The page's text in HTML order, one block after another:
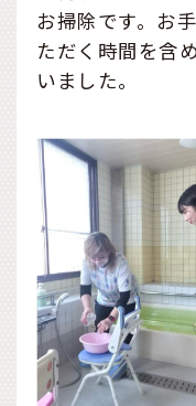
お掃除です。お
ただく時間を含
いました。